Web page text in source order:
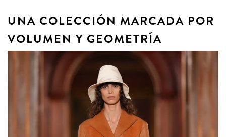
UNA COLECCIÓN MARCADA POR
VOLUMEN Y GEOMETRÍA